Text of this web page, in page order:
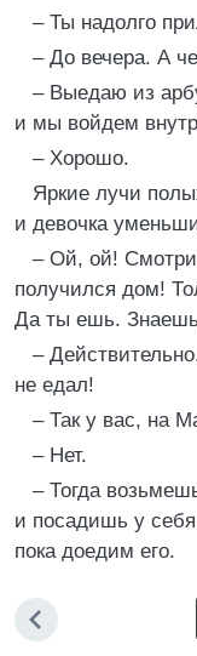
– Ты надолго
– До вечера. А
– Выедаю из
и мы войдем
– Хорошо.
Яркие лучи
и девочка
– Ой, ой!
получился дом!
Да ты ешь.
–
не едал!
– Так у вас, на
– Нет.
– Тогда
и посадишь у
пока доедим его.